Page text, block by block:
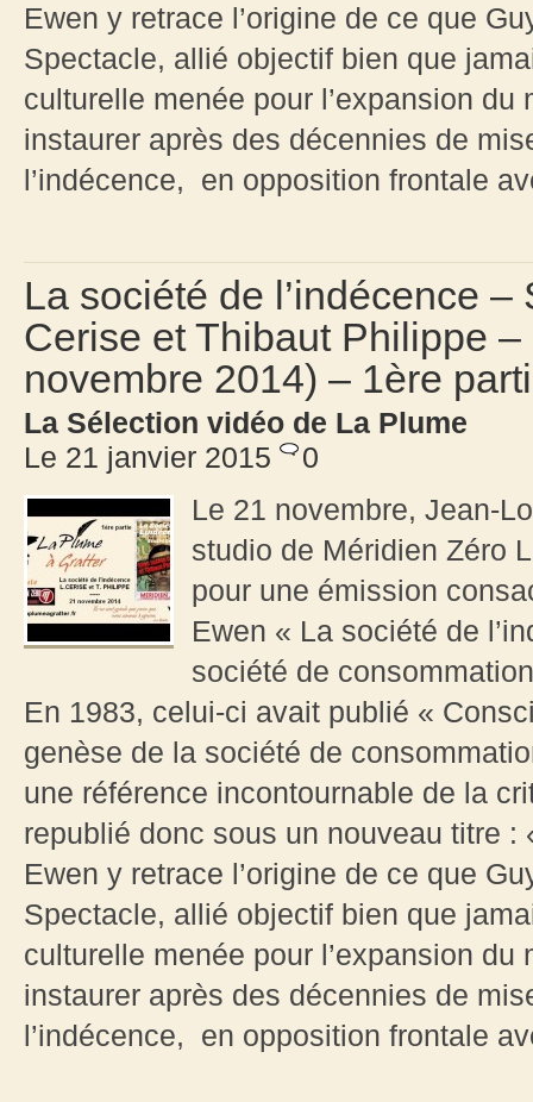
Ewen y retrace l’origine de ce que
Spectacle, allié objectif bien que
culturelle menée pour l’expansion
instaurer après des décennies de
l’indécence, en opposition frontale
La société de l’indécence
Cerise et Thibaut Philippe
novembre 2014) – 1ère
La Sélection vidéo de La Plume
Le 21 janvier 2015
0
Le 21 novembre, Jean-
studio de Méridien Zéro
pour une émission
Ewen « La société de
société de
En 1983, celui-ci avait publié «
genèse de la société de
une référence incontournable de la
republié donc sous un nouveau titre :
Ewen y retrace l’origine de ce que
Spectacle, allié objectif bien que
culturelle menée pour l’expansion
instaurer après des décennies de
l’indécence, en opposition frontale